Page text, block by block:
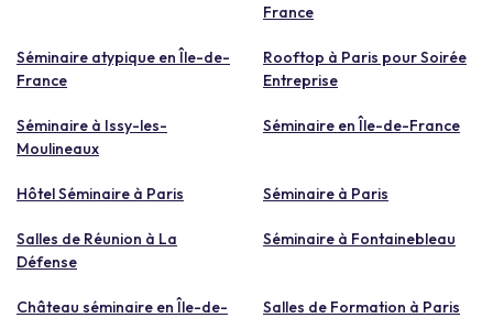
France
Séminaire atypique en Île-de-
France
Rooftop à Paris pour Soirée
Entreprise
Séminaire à Issy-les-
Moulineaux
Séminaire en Île-de-France
Hôtel Séminaire à Paris Séminaire à Paris
Salles de Réunion à La
Défense
Séminaire à Fontainebleau
Château séminaire en Île-de-
Salles de Formation à Paris